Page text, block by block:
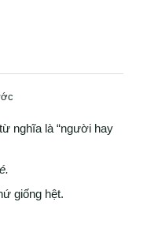
nghĩa là “người hay
giống hệt.